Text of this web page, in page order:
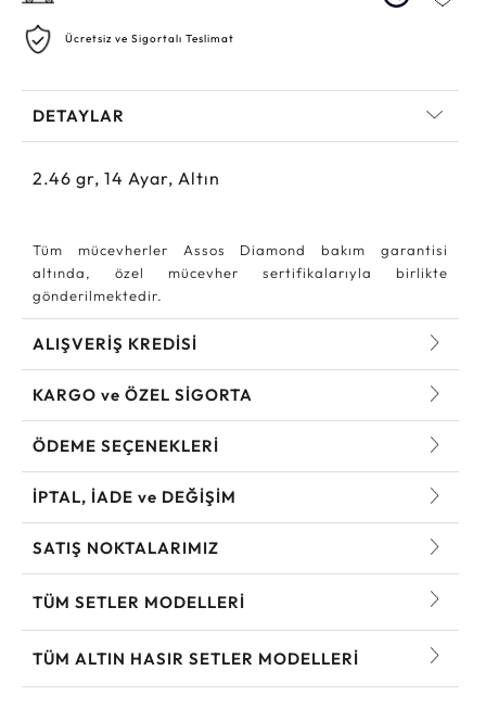
Ücretsiz ve Sigortalı Teslimat
DETAYLAR
2.46 gr, 14 Ayar, Altın
Tüm mücevherler Assos Diamond bakım garantisi
altında, özel mücevher sertifikalarıyla birlikte
gönderilmektedir.
ALIŞVERİŞ KREDİSİ
KARGO ve ÖZEL SİGORTA
ÖDEME SEÇENEKLERİ
İPTAL, İADE ve DEĞİŞİM
SATIŞ NOKTALARIMIZ
TÜM SETLER MODELLERI
TÜM ALTIN HASIR SETLER MODELLERI